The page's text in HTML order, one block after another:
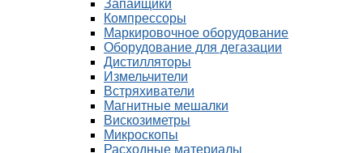
Запайщики
Компрессоры
Маркировочное оборудование
Оборудование для дегазации
Дистилляторы
Измельчители
Встряхиватели
Магнитные мешалки
Вискозиметры
Микроскопы
Расходные материалы